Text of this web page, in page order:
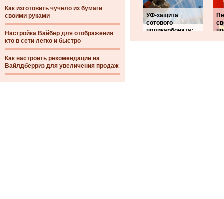
Как изготовить чучело из бумаги
своими руками
Настройка Вайбер для отображения
кто в сети легко и быстро
Как настроить рекомендации на
Вайлдберриз для увеличения продаж
УФ-защита
сотового
поликарбоната: